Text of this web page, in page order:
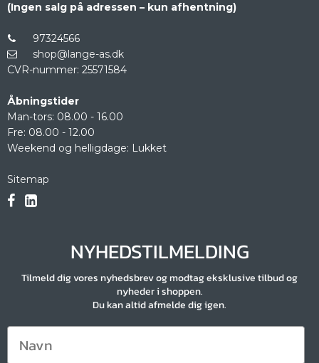
(Ingen salg på adressen – kun afhentning)
97324566
shop@lange-as.dk
CVR-nummer: 25571584
Åbningstider
Man-tors: 08.00 - 16.00
Fre: 08.00 - 12.00
Weekend og helligdage: Lukket
Sitemap
NYHEDSTILMELDING
Tilmeld dig vores nyhedsbrev og modtag eksklusive tilbud og
nyheder i shoppen.
Du kan altid afmelde dig igen.